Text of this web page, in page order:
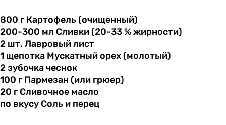
800 г Картофель (очищенный)
200-300 мл Сливки(20-33 % жирности)
2 шт. Лавровыйлист
1 щепотка Мускатныйорех (молотый)
2 зубочкачеснок
100 г Пармезан (или грюер)
20 г Сливочное масло
по вкусу Соль и перец